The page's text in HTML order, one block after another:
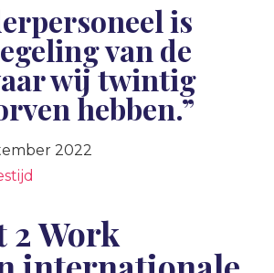
is
van de
wij twintig
hebben.”
2022
2 Work